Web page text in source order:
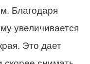
Благодаря
увеличивается
Это дает